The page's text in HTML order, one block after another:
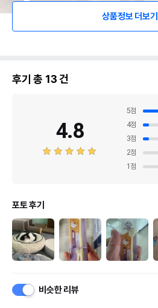
상품정보 더보기
후기 총 13건
4.8
5점
4점
3점
2점
1 점
포토 후기
비슷한 리뷰